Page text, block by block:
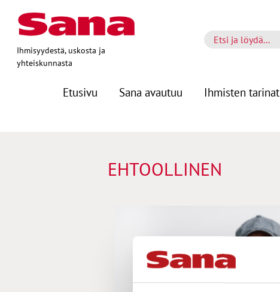
Ihmisyydestä, uskosta ja
yhteiskunnasta
Etusivu Sana avautuu Ihmisten tarinat
EHTOOLLINEN